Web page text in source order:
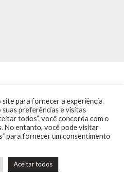
CONTATO
TRÂNSITO NA PONTE
/ POLÍTICA DE PRIVACIDADE
Todos os Direitos Reservados
site para fornecer a experiência
preferências e visitas
todos”, você concorda com o
No entanto, você pode visitar
para fornecer um consentimento
Aceitar todos